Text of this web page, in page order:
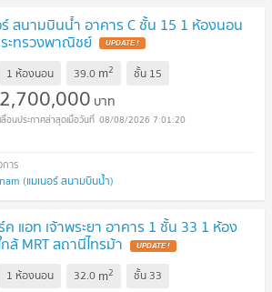
ร์ สนามบินน้ำ อาคาร C ชั้น 15 1 ห้องนอน
ะทรวงพาณิชย์
1 ห้องนอน 39.0 m2 ชั้น 15
2,700,000 บาท
08/08/2026 7:01:20
(แมเนอร์ สนามบินน้ำ)
แอท เจ้าพระยา อาคาร 1 ชั้น 33 1 ห้อง
MRT สถานีไทรม้า
1 ห้องนอน 32.0 m2 ชั้น 33